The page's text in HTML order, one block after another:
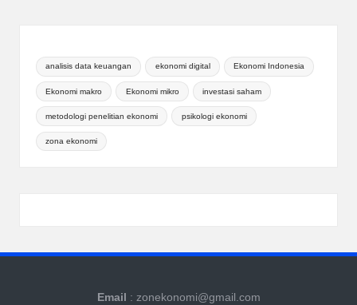
analisis data keuangan ekonomi digital Ekonomi Indonesia
Ekonomi makro Ekonomi mikro investasi saham
metodologi penelitian ekonomi psikologi ekonomi
zona ekonomi
Email : zonekonomi@gmail.com